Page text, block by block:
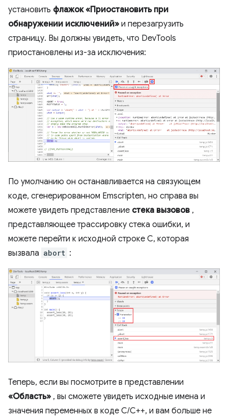
установить флажок «Приостановить при
обнаружении исключений» и перезагрузить
страницу. Вы должны увидеть, что DevTools
приостановлены из-за исключения:
По умолчанию он останавливается на связующем
коде, сгенерированном Emscripten, но справа вы
можете увидеть представление стека вызовов ,
представляющее трассировку стека ошибки, и
можете перейти к исходной строке C, которая
вызвала abort :
Теперь, если вы посмотрите в представлении
«Область» , вы сможете увидеть исходные имена и
значения переменных в коде C/C++, и вам больше не